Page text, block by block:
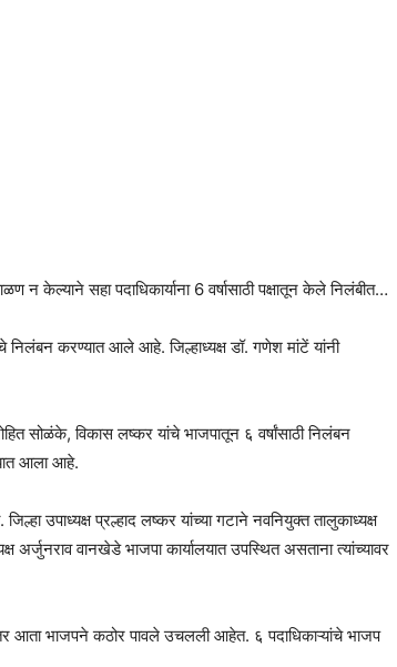
न केल्याने सहा पदाधिकार्याना 6 वर्षासाठी पक्षातून केले निलंबीत…
निलंबन करण्यात आले आहे. जिल्हाध्यक्ष डॉ. गणेश मांटें यांनी
सोळंके, विकास लष्कर यांचे भाजपातून ६ वर्षांसाठी निलंबन
आला आहे.
उपाध्यक्ष प्रल्हाद लष्कर यांच्या गटाने नवनियुक्त तालुकाध्यक्ष
वानखेडे भाजपा कार्यालयात उपस्थित असताना त्यांच्यावर
आता भाजपने कठोर पावले उचलली आहेत. ६ पदाधिकाऱ्यांचे भाजप